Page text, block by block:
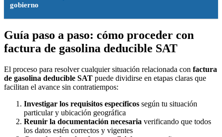
gobierno
Guía paso a paso: cómo proceder con
factura de gasolina deducible SAT
El proceso para resolver cualquier situación relacionada con factura
de gasolina deducible SAT puede dividirse en etapas claras que
facilitan el avance sin contratiempos:
Investigar los requisitos específicos según tu situación
particular y ubicación geográfica
Reunir la documentación necesaria verificando que todos
los datos estén correctos y vigentes